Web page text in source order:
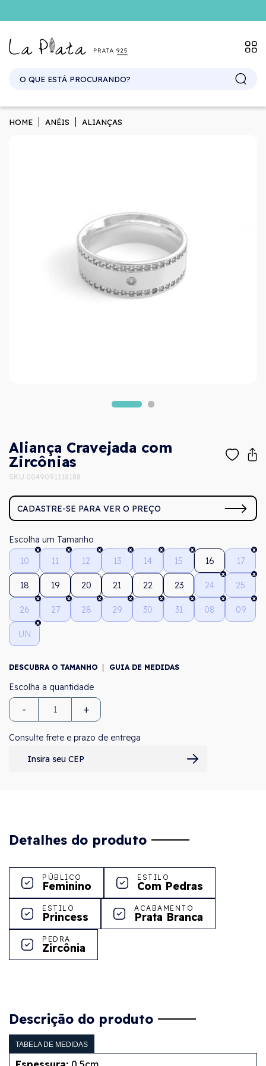
HOME ANÉIS ALIANÇAS
Aliança Cravejada com
Zircônias
SKU 0049091118188
CADASTRE-SE PARA VER O PREÇO
Tamanho
10
11 12 13 14 15 16 17
18 19 20 21 22 23 24 25
26 27 28 29 30 31 08 09
UN
DESCUBRA O TAMANHO GUIA DE MEDIDAS
- +
Consulte frete e prazo de entrega
Detalhes do produto
PÚBLICO
Feminino
ESTILO
Com Pedras
ESTILO
Princess
ACABAMENTO
Prata Branca
PEDRA
Zircônia
Descrição do produto
TABELA DE MEDIDAS